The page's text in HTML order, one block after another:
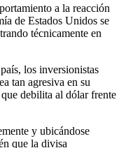
a la reacción
de Estados Unidos se
técnicamente en
los inversionistas
tan agresiva en su
debilita al dólar frente
y ubicándose
que la divisa